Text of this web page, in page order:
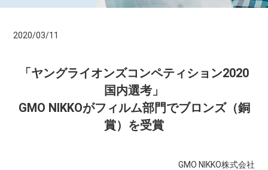
2020/03/11
「ヤングライオンズコンペティション2020
国内選考」
GMO NIKKOがフィルム部門でブロンズ（銅
賞）を受賞
GMO NIKKO株式会社